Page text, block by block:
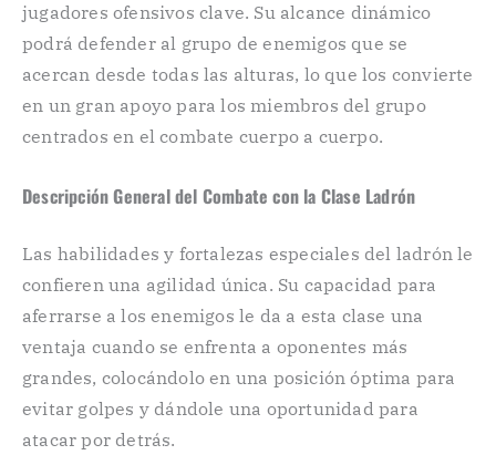
jugadores ofensivos clave. Su alcance dinámico
podrá defender al grupo de enemigos que se
acercan desde todas las alturas, lo que los convierte
en un gran apoyo para los miembros del grupo
centrados en el combate cuerpo a cuerpo.
Descripción General del Combate con la Clase Ladrón
Las habilidades y fortalezas especiales del ladrón le
confieren una agilidad única. Su capacidad para
aferrarse a los enemigos le da a esta clase una
ventaja cuando se enfrenta a oponentes más
grandes, colocándolo en una posición óptima para
evitar golpes y dándole una oportunidad para
atacar por detrás.